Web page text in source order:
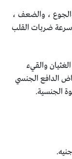
، والضعف ،
ضربات القلب
الآثار الجانبية الشائعة لاندرال 10؛ الغثيان والقيء
الدافع الجنسي
الجنسية.